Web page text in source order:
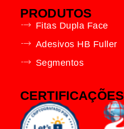
PRODUTOS
Fitas Dupla Face
Adesivos HB Fuller
Segmentos
CERTIFICAÇÕES